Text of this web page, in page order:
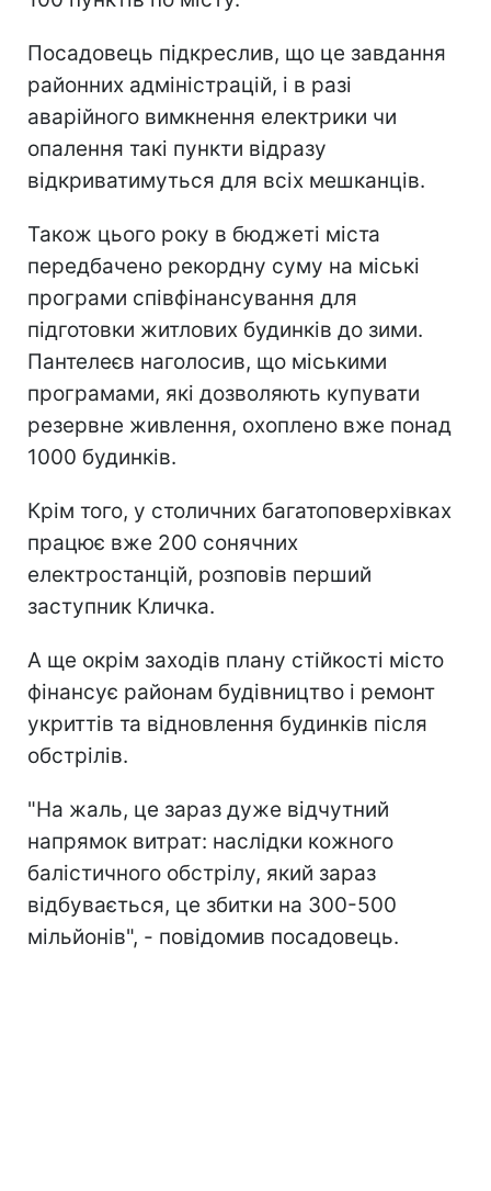
Посадовець підкреслив, що це завдання
районних адміністрацій, і в разі
аварійного вимкнення електрики чи
опалення такі пункти відразу
відкриватимуться для всіх мешканців.
Також цього року в бюджеті міста
передбачено рекордну суму на міські
програми співфінансування для
підготовки житлових будинків до зими.
Пантелеєв наголосив, що міськими
програмами, які дозволяють купувати
резервне живлення, охоплено вже понад
1000 будинків.
Крім того, у столичних багатоповерхівках
працює вже 200 сонячних
електростанцій, розповів перший
заступник Кличка.
А ще окрім заходів плану стійкості місто
фінансує районам будівництво і ремонт
укриттів та відновлення будинків після
обстрілів.
"На жаль, це зараз дуже відчутний
напрямок витрат: наслідки кожного
балістичного обстрілу, який зараз
відбувається, це збитки на 300-500
мільйонів", - повідомив посадовець.